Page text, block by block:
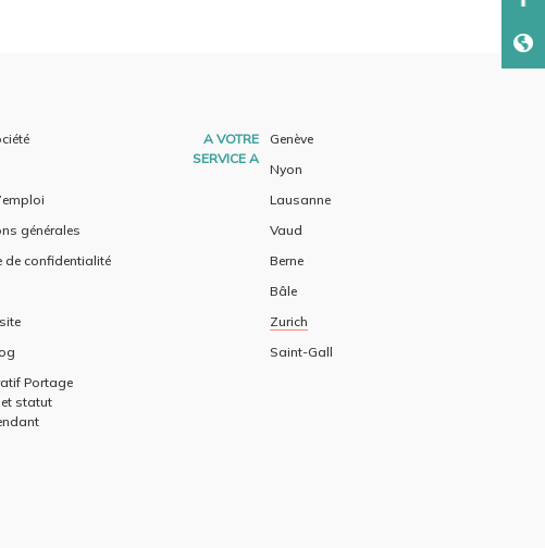
générales
de confidentialité
Portage
statut
A VOTRE
SERVICE A
Genève
Nyon
Lausanne
Vaud
Berne
Bâle
Zurich
Saint-Gall